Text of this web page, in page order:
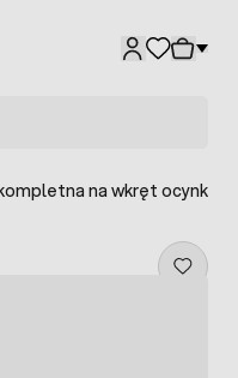
na wkręt ocynk